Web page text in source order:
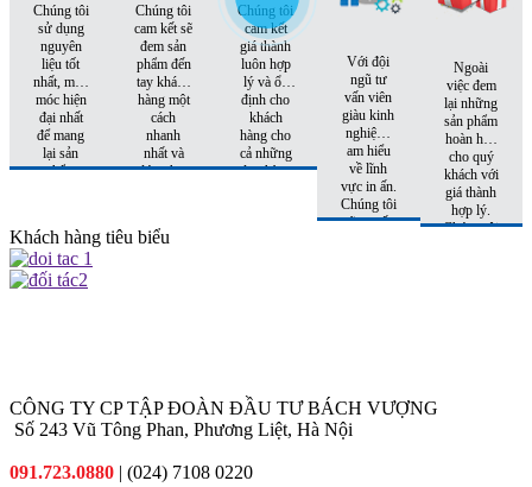
Chúng tôi
sử dụng
nguyên
liệu tốt
nhất, máy
móc hiện
đại nhất
để mang
lại sản
phẩm
hàng
Chúng tôi
cam kết sẽ
đem sản
phẩm đến
tay khách
hàng một
cách
nhanh
nhất và
đúng hẹn
Chúng tôi
cam kết
giá thành
luôn hợp
lý và ổn
định cho
khách
hàng cho
cả những
đơn hàng
Với đội
ngũ tư
vấn viên
giàu kinh
nghiệm,
am hiểu
về lĩnh
vực in ấn.
Chúng tôi
sẽ tư vấn
Ngoài
việc đem
lại những
sản phẩm
hoàn hảo
cho quý
khách với
giá thành
hợp lý.
Chúng tôi
Khách hàng tiêu biểu
CÔNG TY CP TẬP ĐOÀN ĐẦU TƯ BÁCH VƯỢNG
Số 243 Vũ Tông Phan, Phương Liệt, Hà Nội
091.723.0880 | (024) 7108 0220